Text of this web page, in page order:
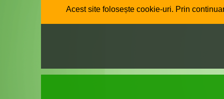
Acest site folosește cookie-uri. Prin